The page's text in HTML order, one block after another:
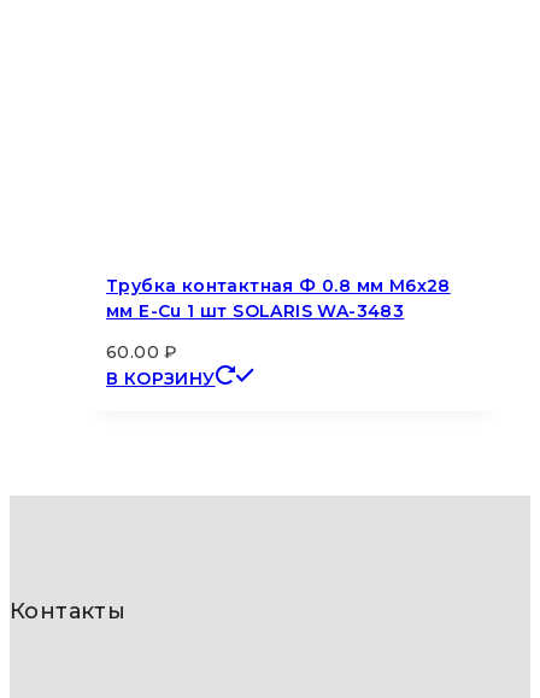
Трубка контактная Ф 0.8 мм M6х28
мм E-Cu 1 шт SOLARIS WA-3483
60.00₽
В КОРЗИНУ
Контакты